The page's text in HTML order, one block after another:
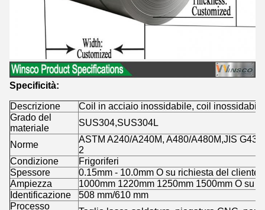
Specificità:
Descrizione
Coil in acciaio inossidabile, coil inossidabile
Grado del
materiale
SUS304,SUS304L
Norme
ASTM A240/A240M, A480/A480M,JIS
2
Condizione
Frigoriferi
Spessore
0.15mm - 10.0mm O su richiesta del cliente
Ampiezza
1000mm 1220mm 1250mm 1500mm O su
Identificazione
508 mm/610 mm
Processo